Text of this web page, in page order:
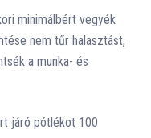
minimálbért vegyék
nem tűr halasztást,
a munka- és
járó pótlékot 100